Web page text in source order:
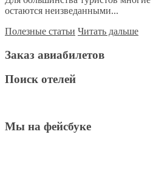
остаются неизведанными...
Полезные статьи Читать дальше
Заказ авиабилетов
Поиск отелей
Мы на фейсбуке